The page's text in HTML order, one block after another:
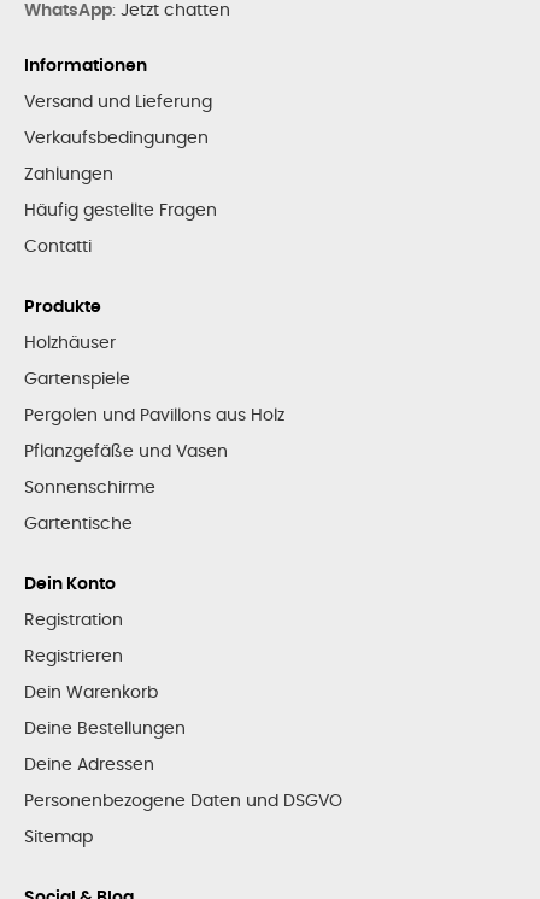
WhatsApp: Jetzt chatten
Informationen
Versand und Lieferung
Verkaufsbedingungen
Zahlungen
Häufig gestellte Fragen
Contatti
Produkte
Holzhäuser
Gartenspiele
Pergolen und Pavillons aus Holz
Pflanzgefäße und Vasen
Sonnenschirme
Gartentische
Dein Konto
Registration
Registrieren
Dein Warenkorb
Deine Bestellungen
Deine Adressen
Personenbezogene Daten und DSGVO
Sitemap